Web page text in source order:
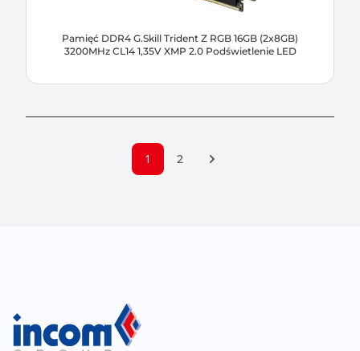
Pamięć DDR4 G.Skill Trident Z RGB 16GB (2x8GB)
3200MHz CL14 1,35V XMP 2.0 Podświetlenie LED
1 2
Następna strona